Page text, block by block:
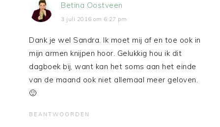
Betina Oostveen
3 juli 2016 om 6:27 pm
Dank je wel Sandra. Ik moet mij af en toe ook in
mijn armen knijpen hoor. Gelukkig hou ik dit
dagboek bij, want kan het soms aan het einde
van de maand ook niet allemaal meer geloven.
🙂
BEANTWOORDEN